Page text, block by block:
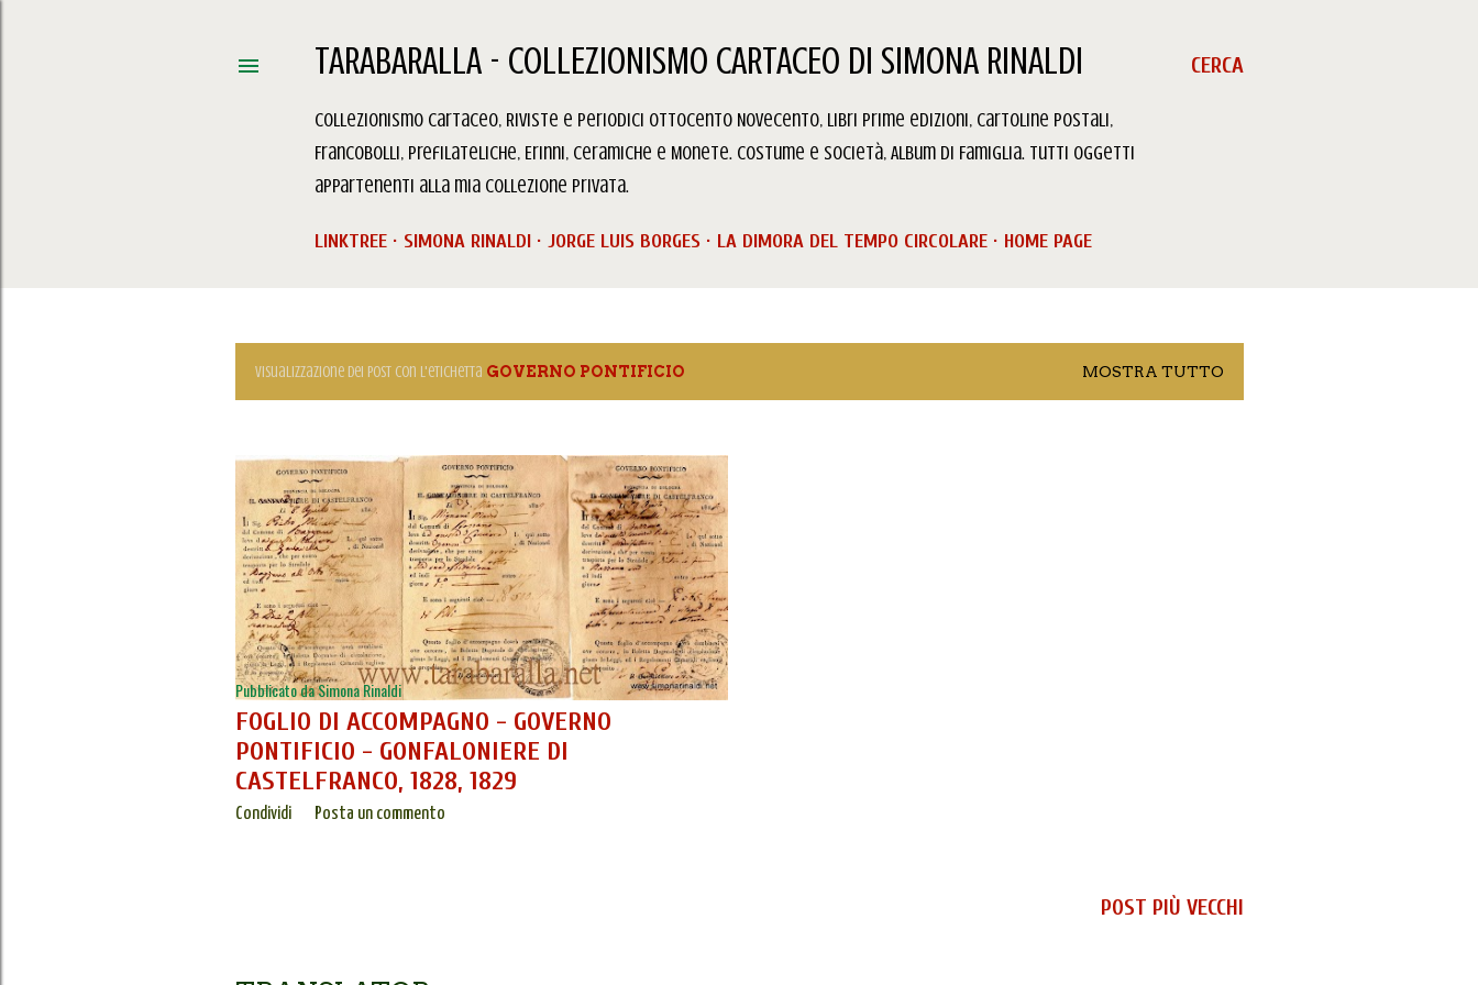
CERCA
TARABARALLA - COLLEZIONISMO CARTACEO DI SIMONA RINALDI
Collezionismo Cartaceo, Riviste e Periodici Ottocento Novecento, Libri prime edizioni, Cartoline Postali,
Francobolli, Prefilateliche, Erinni, Ceramiche e Monete. Costume e Società, Album di Famiglia. Tutti oggetti
appartenenti alla mia collezione privata.
LINKTREE SIMONA RINALDI JORGE LUIS BORGES LA DIMORA DEL TEMPO CIRCOLARE HOME PAGE
P
s
t
Visualizzazione dei post con l'etichetta GOVERNO PONTIFICIO MOSTRA TUTTO
Pubblicato daSimona Rinaldi
FOGLIO DI ACCOMPAGNO - GOVERNO
PONTIFICIO - GONFALONIERE DI
CASTELFRANCO, 1828, 1829
Condividi Posta un commento
POST PIÙ VECCHI